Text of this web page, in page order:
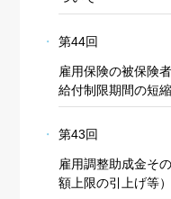
第44回
雇用保険の被保険
給付制限期間の短
第43回
雇用調整助成金そ
額上限の引上げ等